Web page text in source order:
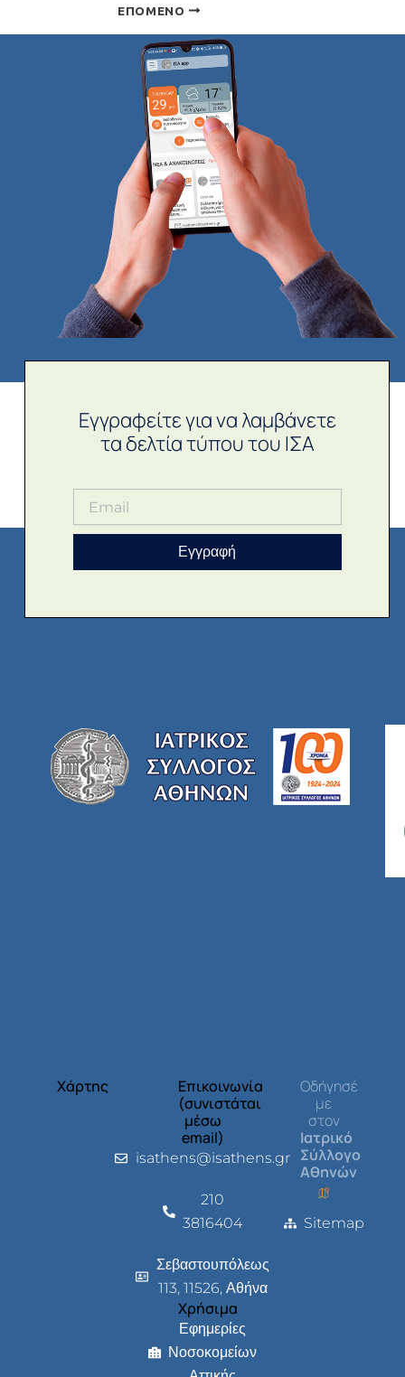
ΕΠΌΜΕΝΟ
Εγγραφείτε για να λαμβάνετε
τα δελτία τύπου του ΙΣΑ
Εγγραφή
Χάρτης
Επικοινωνία
(συνιστάται
μέσω
email)
isathens@isathens.gr
210
3816404
Σεβαστουπόλεως
113, 11526, Αθήνα
Χρήσιμα
Εφημερίες
Νοσοκομείων
Οδήγησέ
με
στον
Ιατρικό
Σύλλογο
Αθηνών
Sitemap